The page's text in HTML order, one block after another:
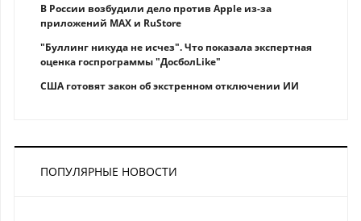
В России возбудили дело против Apple из-за
приложений MAX и RuStore
"Буллинг никуда не исчез". Что показала экспертная
оценка госпрограммы "ДосболLike"
США готовят закон об экстренном отключении ИИ
ПОПУЛЯРНЫЕ НОВОСТИ